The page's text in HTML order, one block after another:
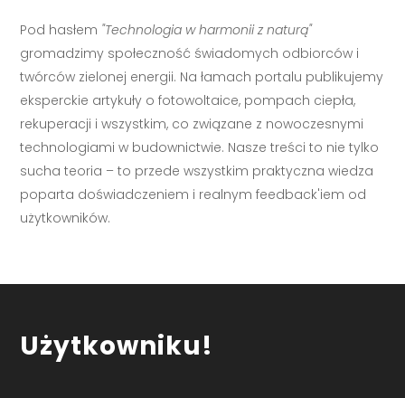
Pod hasłem "Technologia w harmonii z naturą"
gromadzimy społeczność świadomych odbiorców i
twórców zielonej energii. Na łamach portalu publikujemy
eksperckie artykuły o fotowoltaice, pompach ciepła,
rekuperacji i wszystkim, co związane z nowoczesnymi
technologiami w budownictwie. Nasze treści to nie tylko
sucha teoria – to przede wszystkim praktyczna wiedza
poparta doświadczeniem i realnym feedback'iem od
użytkowników.
Użytkowniku!